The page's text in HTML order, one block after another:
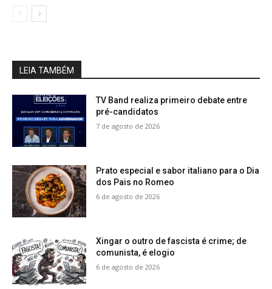
LEIA TAMBÉM
TV Band realiza primeiro debate entre
pré-candidatos
7 de agosto de 2026
Prato especial e sabor italiano para o Dia
dos Pais no Romeo
6 de agosto de 2026
Xingar o outro de fascista é crime; de
comunista, é elogio
6 de agosto de 2026